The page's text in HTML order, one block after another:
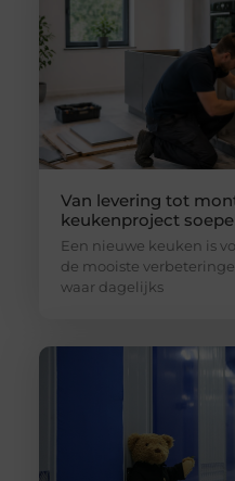
Van levering tot
keukenproject
Een nieuwe keuken is
de mooiste
waar dagelijks